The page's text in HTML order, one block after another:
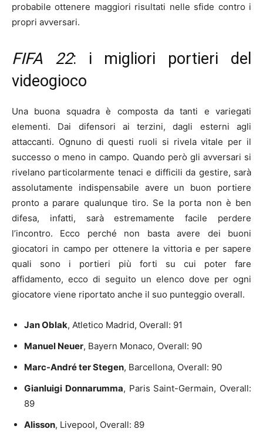
probabile ottenere maggiori risultati nelle sfide contro i
propri avversari.
FIFA 22: i migliori portieri del
videogioco
Una buona squadra è composta da tanti e variegati
elementi. Dai difensori ai terzini, dagli esterni agli
attaccanti. Ognuno di questi ruoli si rivela vitale per il
successo o meno in campo. Quando però gli avversari si
rivelano particolarmente tenaci e difficili da gestire, sarà
assolutamente indispensabile avere un buon portiere
pronto a parare qualunque tiro. Se la porta non è ben
difesa, infatti, sarà estremamente facile perdere
l’incontro. Ecco perché non basta avere dei buoni
giocatori in campo per ottenere la vittoria e per sapere
quali sono i portieri più forti su cui poter fare
affidamento, ecco di seguito un elenco dove per ogni
giocatore viene riportato anche il suo punteggio overall.
Jan Oblak, Atletico Madrid, Overall: 91
Manuel Neuer, Bayern Monaco, Overall: 90
Marc-André ter Stegen, Barcellona, Overall: 90
Gianluigi Donnarumma, Paris Saint-Germain, Overall:
89
Alisson, Livepool, Overall: 89